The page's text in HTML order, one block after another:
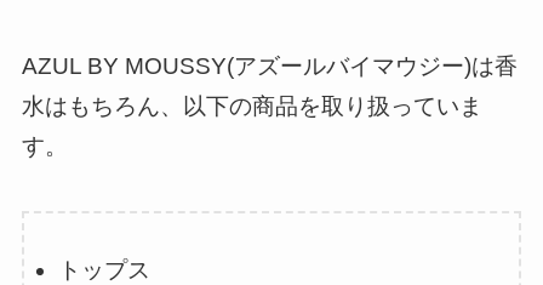
AZUL BY MOUSSY(アズールバイマウジー)は香
水はもちろん、以下の商品を取り扱っていま
す。
トップス